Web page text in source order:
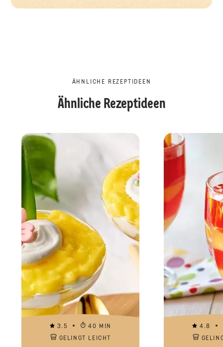
ÄHNLICHE REZEPTIDEEN
Ähnliche Rezeptideen
3.5
40 MIN
GELINGT LEICHT
4.8